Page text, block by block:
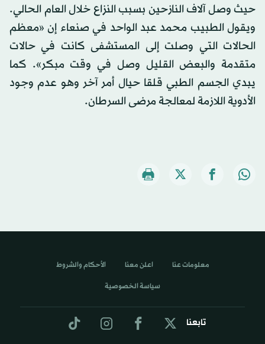
حيث وصل آلاف النازحين بسبب النزاع خلال العام الحالي.
ويقول الطبيب محمد عبد الواحد في صنعاء إن «معظم
الحالات التي وصلت إلى المستشفى كانت في حالات
متقدمة والبعض القليل وصل في وقت مبكر». كما
يبدي الجسم الطبي قلقا حيال أمر آخر وهو عدم وجود
الأدوية اللازمة لمعالجة مرضى السرطان.
تابعنا
معلومات عنا اعلن معنا الأحكام والشروط
سياسة الخصوصية